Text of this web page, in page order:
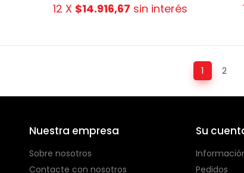
12 X $14.916,67 sin interés
1 2
Nuestra empresa
Sobre nosotros
Contacte con nosotros
Su
Pedidos